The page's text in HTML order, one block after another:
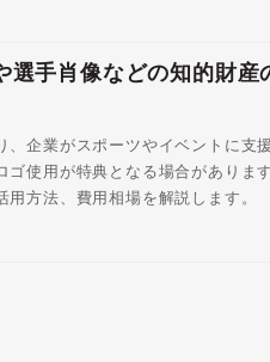
選手肖像などの知的財産
、企業がスポーツやイベントに支
使用が特典となる場合がありま
方法、費用相場を解説します。